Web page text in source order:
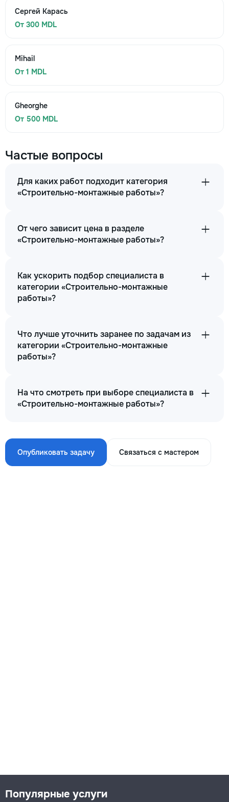
Сергей Карась
От 300 MDL
Mihail
От 1 MDL
Gheorghe
От 500 MDL
Частые вопросы
Для каких работ подходит категория
«Строительно-монтажные работы»?
От чего зависит цена в разделе
«Строительно-монтажные работы»?
Как ускорить подбор специалиста в
категории «Строительно-монтажные
работы»?
Что лучше уточнить заранее по задачам из
категории «Строительно-монтажные
работы»?
На что смотреть при выборе специалиста в
«Строительно-монтажные работы»?
Опубликовать задачу Связаться с мастером
Популярные услуги